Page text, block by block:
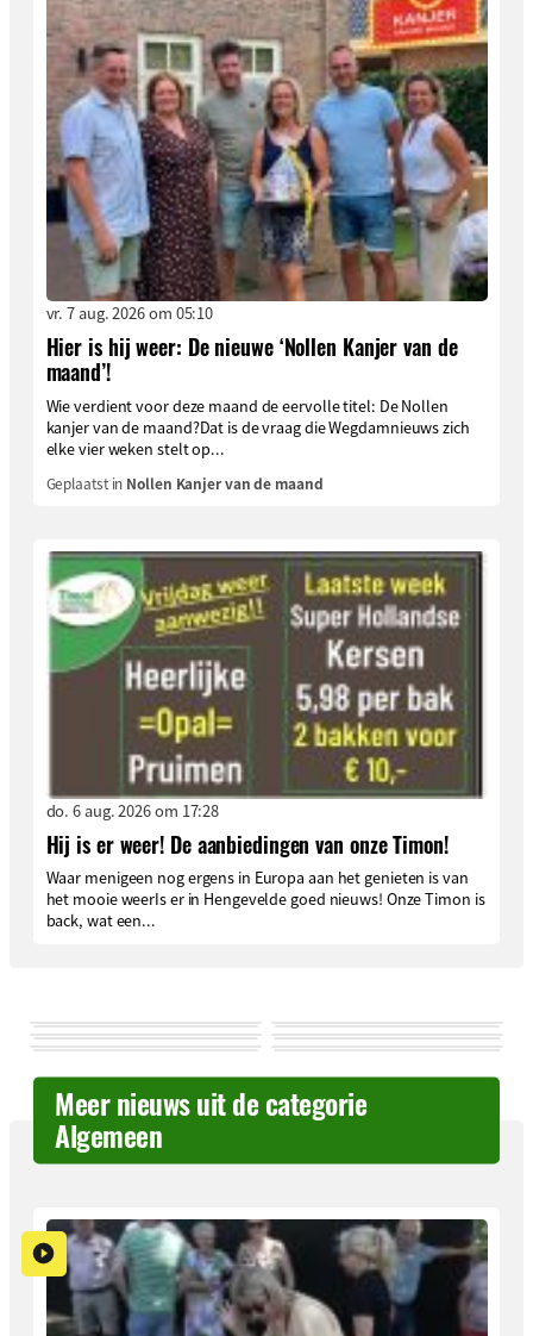
vr. 7 aug. 2026 om 05:10
Hier is hij weer: De nieuwe ‘Nollen Kanjer van de
maand’!
Wie verdient voor deze maand de eervolle titel: De Nollen
kanjer van de maand?Dat is de vraag die Wegdamnieuws zich
elke vier weken stelt op...
Geplaatst in Nollen Kanjer van de maand
do. 6 aug. 2026 om 17:28
Hij is er weer! De aanbiedingen van onze Timon!
Waar menigeen nog ergens in Europa aan het genieten is van
het mooie weerIs er in Hengevelde goed nieuws! Onze Timon is
back, wat een...
Meer nieuws uit de categorie
Algemeen